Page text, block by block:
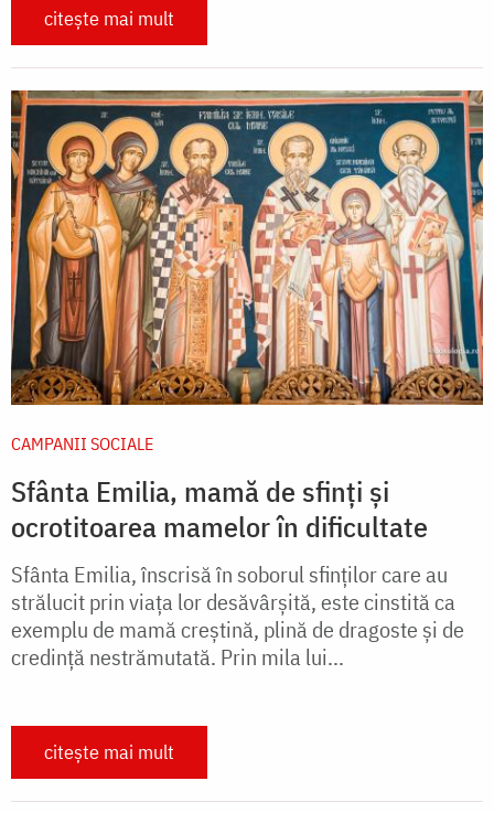
citește mai mult
CAMPANII SOCIALE
Sfânta Emilia, mamă de sfinți și
ocrotitoarea mamelor în dificultate
Sfânta Emilia, înscrisă în soborul sfinților care au
strălucit prin viața lor desăvârșită, este cinstită ca
exemplu de mamă creștină, plină de dragoste și de
credință nestrămutată. Prin mila lui...
citește mai mult